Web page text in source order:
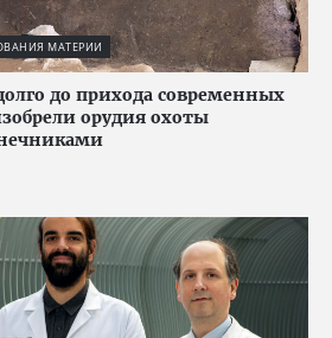
МАТЕРИИ
до прихода современных
орудия охоты